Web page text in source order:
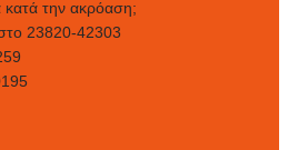
κατά την ακρόαση;
23820-42303